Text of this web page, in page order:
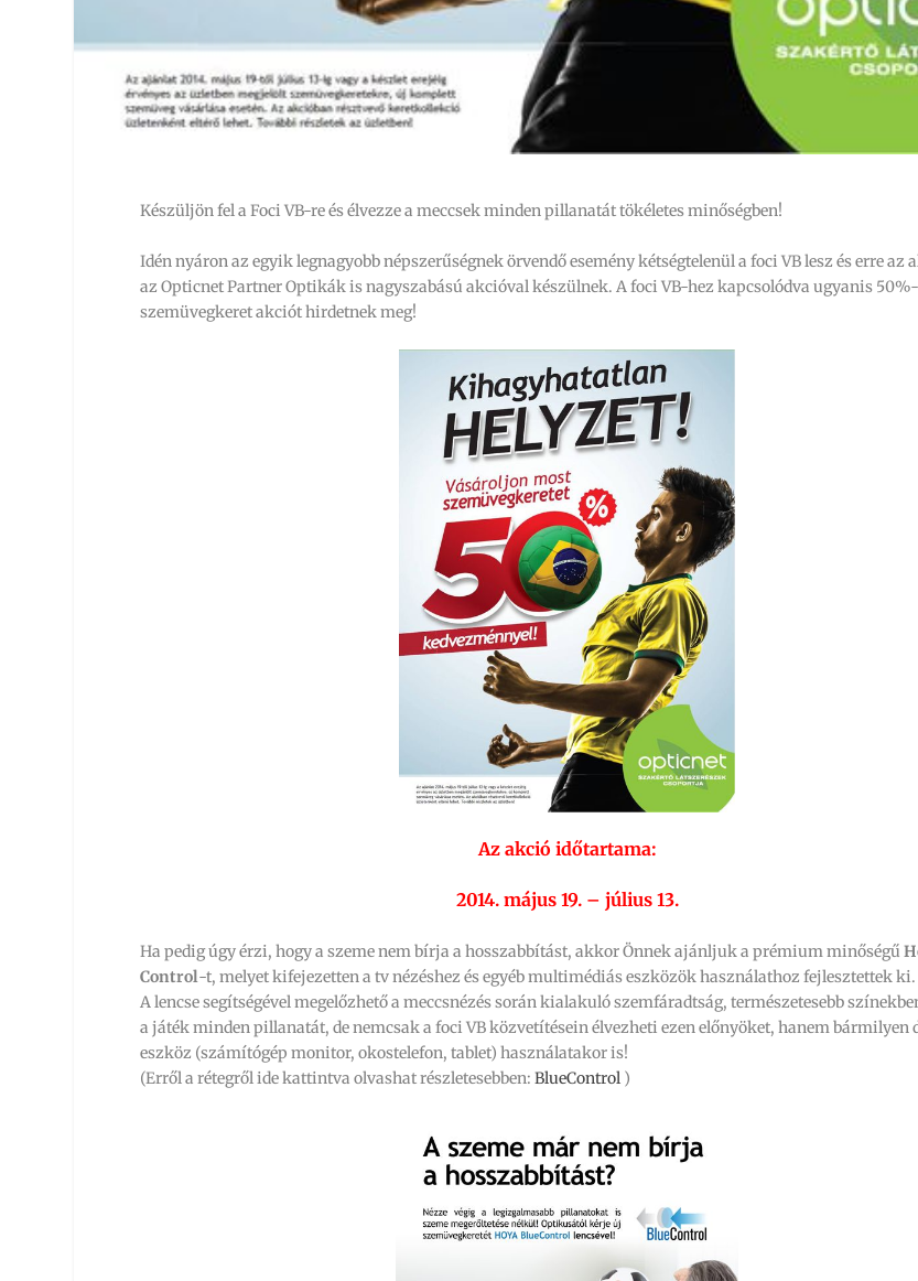
Készüljön fel a Foci VB-re és élvezze a meccsek minden pillanatát tökéletes minőségben!
Idén nyáron az egyik legnagyobb népszerűségnek örvendő esemény kétségtelenül a foci VB lesz és erre az
az Opticnet Partner Optikák is nagyszabású akcióval készülnek. A foci VB-hez kapcsolódva ugyanis
szemüvegkeret akciót hirdetnek meg!
Az akció időtartama:
2014. május 19. – július 13.
Ha pedig úgy érzi, hogy a szeme nem bírja a hosszabbítást, akkor Önnek ajánljuk a prémium minőségű
Control-t, melyet kifejezetten a tv nézéshez és egyéb multimédiás eszközök használathoz fejlesztettek ki.
A lencse segítségével megelőzhető a meccsnézés során kialakuló szemfáradtság, természetesebb
a játék minden pillanatát, de nemcsak a foci VB közvetítésein élvezheti ezen előnyöket, hanem bármilyen
eszköz (számítógép monitor, okostelefon, tablet) használatakor is!
(Erről a rétegről ide kattintva olvashat részletesebben:BlueControl )